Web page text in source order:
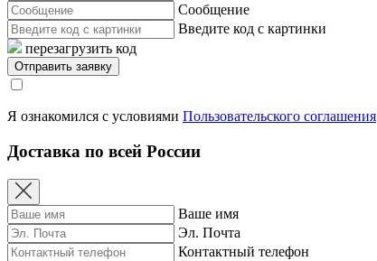
Сообщение
Введите код с картинки
перезагрузить код
Я ознакомился с условиями Пользовательского соглашения
Доставка по всей России
Ваше имя
Эл. Почта
Контактный телефон